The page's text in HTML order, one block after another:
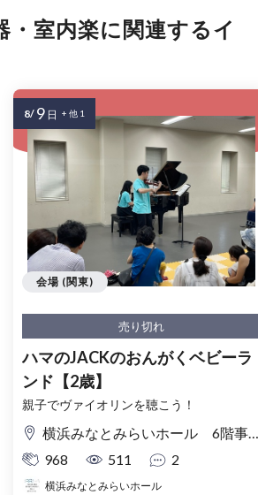
・室内楽に関連するイ
売り切れ
ハマのJACKのおんがくベビーラ
ンド【2歳】
親子でヴァイオリンを聴こう！
横浜みなとみらいホール 6階事務室
968
511 2
横浜みなとみらいホール
会場 (関東)
8/ 9 日 + 他 1